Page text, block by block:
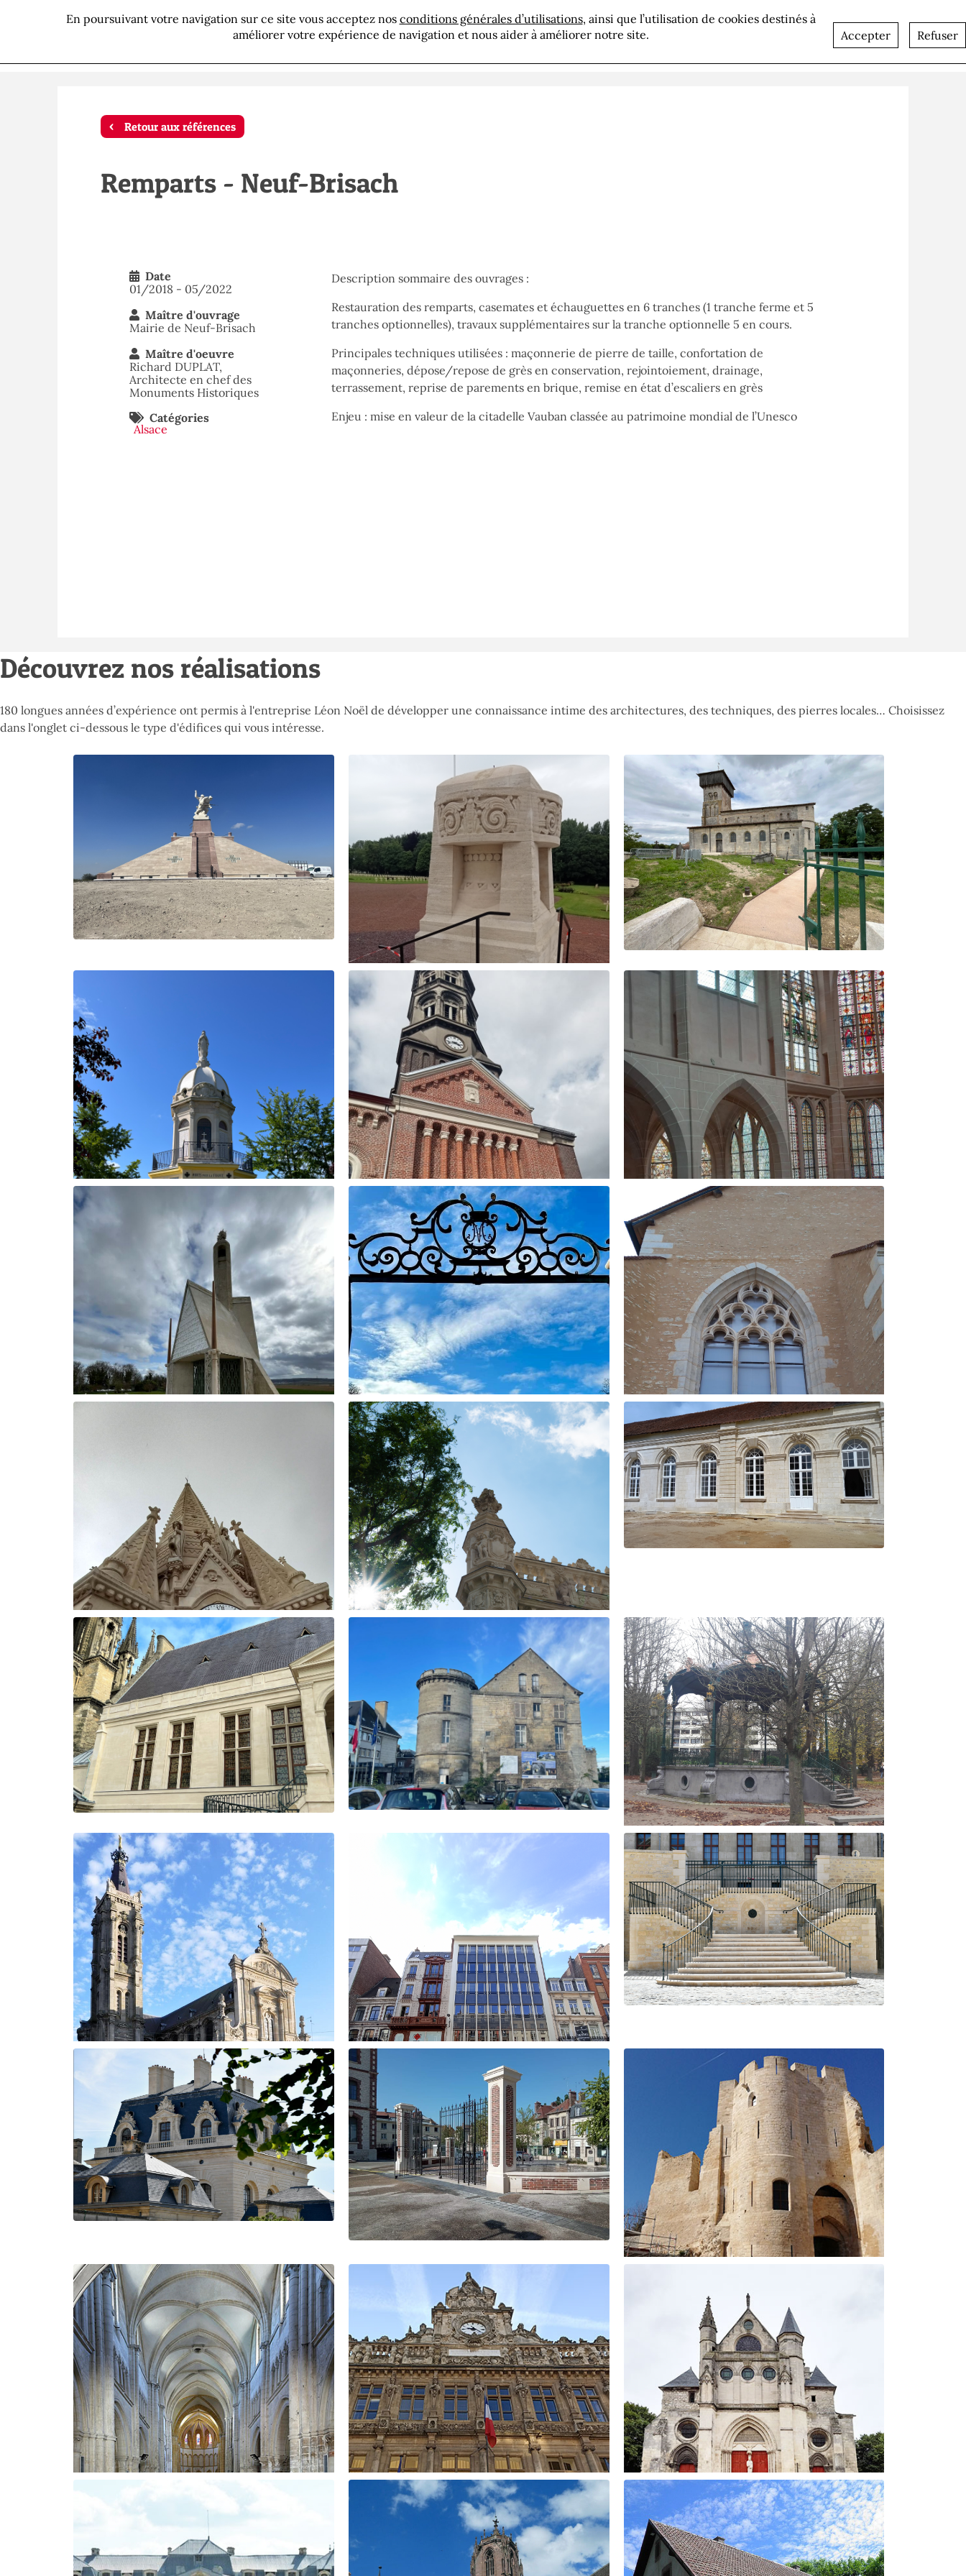
En poursuivant votre navigation sur ce site vous acceptez nos conditions générales d’utilisations, ainsi que l’utilisation de cookies destinés à
améliorer votre expérience de navigation et nous aider à améliorer notre site.
Accepter Refuser
Présentation Savoir-faire Réalisations Actualités Contact
Retour aux références
Remparts - Neuf-Brisach
Date
01/2018 - 05/2022
Maître d'ouvrage
Mairie de Neuf-Brisach
Maître d'oeuvre
Richard DUPLAT,
Architecte en chef des
Monuments Historiques
Catégories
Alsace
Description sommaire des ouvrages :
Restauration des remparts, casemates et échauguettes en 6 tranches (1 tranche ferme et 5
tranches optionnelles), travaux supplémentaires sur la tranche optionnelle 5 en cours.
Principales techniques utilisées : maçonnerie de pierre de taille, confortation de
maçonneries, dépose/repose de grès en conservation, rejointoiement, drainage,
terrassement, reprise de parements en brique, remise en état d’escaliers en grès
Enjeu : mise en valeur de la citadelle Vauban classée au patrimoine mondial de l’Unesco
Découvrez nos réalisations
180 longues années d’expérience ont permis à l'entreprise Léon Noël de développer une connaissance intime des architectures, des techniques, des pierres locales… Choisissez
dans l'onglet ci-dessous le type d'édifices qui vous intéresse.